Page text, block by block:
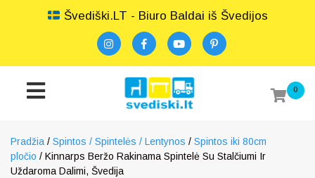
Švediški.LT - Biuro Baldai iš Švedijos
0
Pradžia / Spintos / Spintelės / Lentynos / Spintos iki 80cm
pločio / Kinnarps Beržo Rakinama Spintelė Su Stalčiumi Ir
Uždaroma Dalimi, Švedija